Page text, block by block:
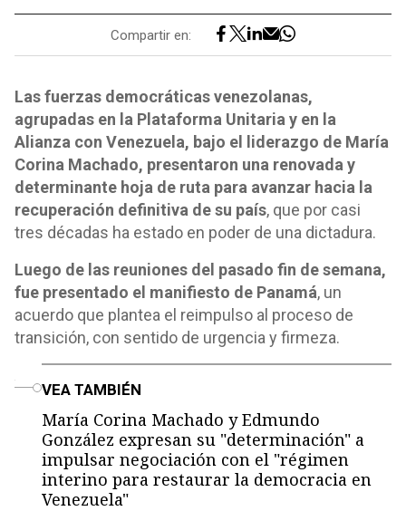
Compartir en:
Las fuerzas democráticas venezolanas,
agrupadas en la Plataforma Unitaria y en la
Alianza con Venezuela, bajo el liderazgo de María
Corina Machado, presentaron una renovada y
determinante hoja de ruta para avanzar hacia la
recuperación definitiva de su país, que por casi
tres décadas ha estado en poder de una dictadura.
Luego de las reuniones del pasado fin de semana,
fue presentado el manifiesto de Panamá, un
acuerdo que plantea el reimpulso al proceso de
transición, con sentido de urgencia y firmeza.
VEA TAMBIÉN
María Corina Machado y Edmundo
González expresan su "determinación" a
impulsar negociación con el "régimen
interino para restaurar la democracia en
Venezuela"